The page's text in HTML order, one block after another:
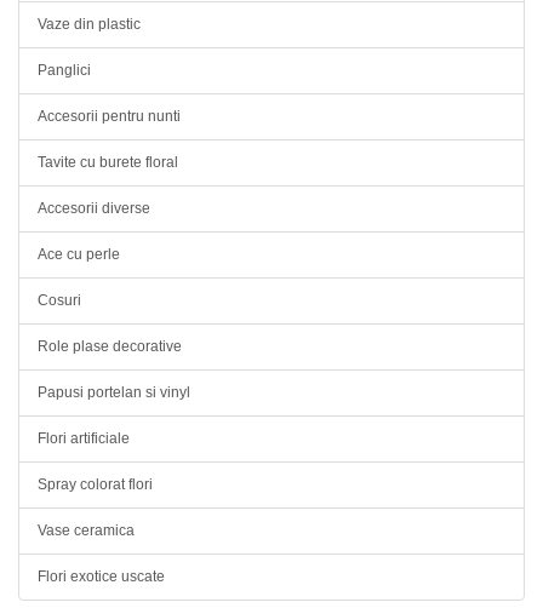
Vaze din plastic
Panglici
Accesorii pentru nunti
Tavite cu burete floral
Accesorii diverse
Ace cu perle
Cosuri
Role plase decorative
Papusi portelan si vinyl
Flori artificiale
Spray colorat flori
Vase ceramica
Flori exotice uscate